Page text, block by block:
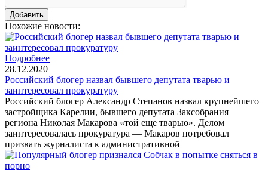
Похожие новости:
Подробнее
28.12.2020
Российский блогер назвал бывшего депутата тварью и
заинтересовал прокуратуру
Российский блогер Александр Степанов назвал крупнейшего
застройщика Карелии, бывшего депутата Заксобрания
региона Николая Макарова «той еще тварью». Делом
заинтересовалась прокуратура — Макаров потребовал
призвать журналиста к административной